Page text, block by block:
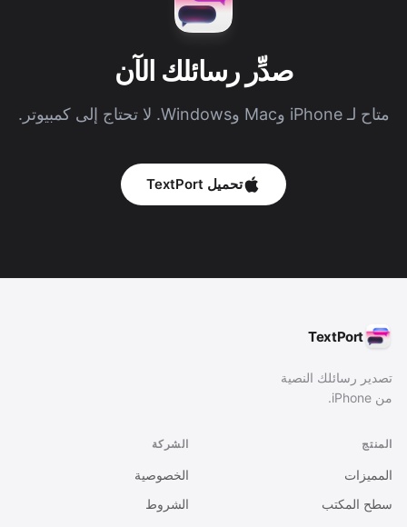
صدِّر رسائلك الآن
متاح لـ iPhone وMac وWindows. لا تحتاج إلى كمبيوتر.
تحميل TextPort
TextPort
تصدير رسائلك النصية
من iPhone.
المنتج
المميزات
سطح المكتب
الشركة
الخصوصية
الشروط